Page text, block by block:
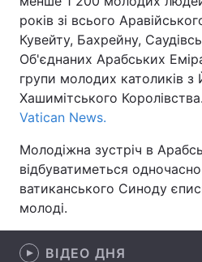
Україна
Економіка
Спорт
Зброя
Здоров'я
років зі всього
Кувейту, Бахрейну,
Об'єднаних Арабських
групи молодих католиків з
Хашимітського
Vatican News.
Молодіжна зустріч в
відбуватиметься
ватиканського Синоду
молоді.
ВІДЕО ДНЯ